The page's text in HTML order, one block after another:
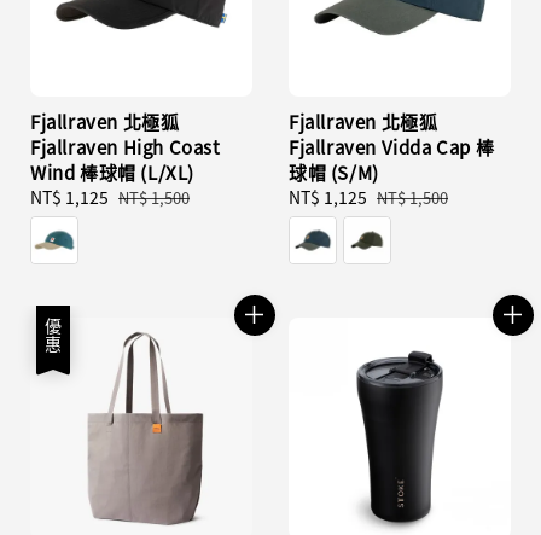
Fjallraven 北極狐
Fjallraven High Coast
Wind 棒球帽 (L/XL)
Sale
price
NT$ 1,125 Regular
NT$ 1,500
Fjallraven 北極狐
Fjallraven Vidda Cap 棒
球帽 (S/M)
Sale
price
NT$ 1,125 Regular
price
NT$ 1,500
優惠